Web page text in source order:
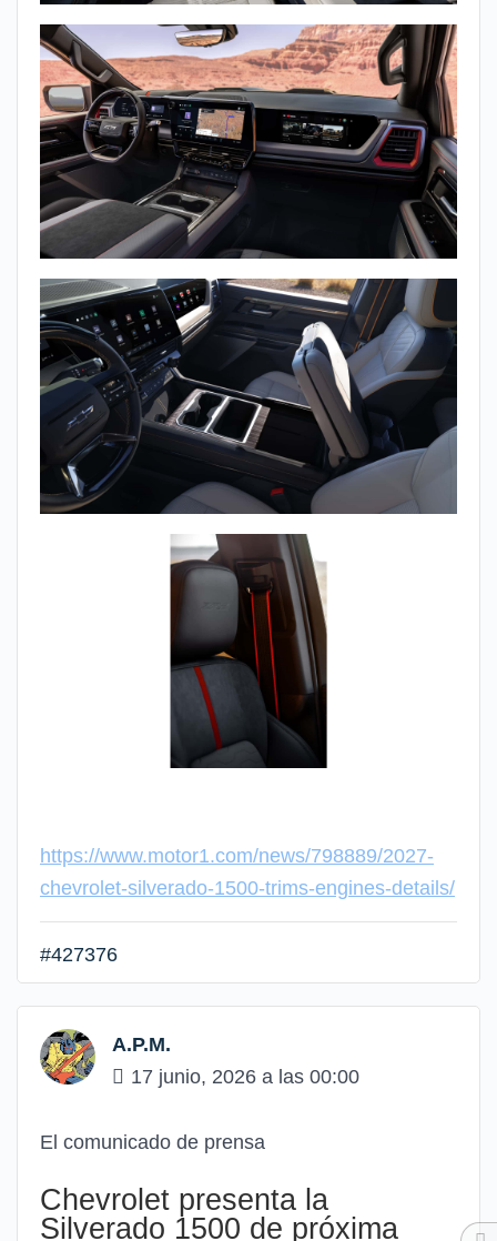
https://www.motor1.com/news/798889/2027-
chevrolet-silverado-1500-trims-engines-details/
#427376
A.P.M.
17 junio, 2026 a las 00:00
El comunicado de prensa
Chevrolet presenta la
Silverado 1500 de próxima